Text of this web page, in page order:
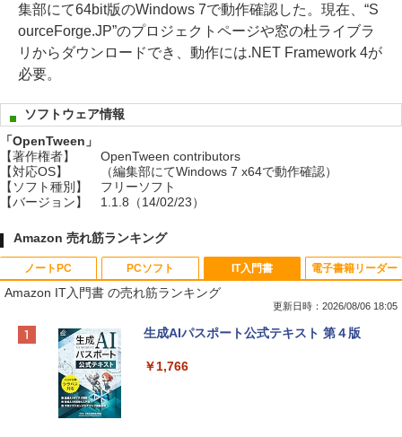
集部にて64bit版のWindows 7で動作確認した。現在、“S
ourceForge.JP”のプロジェクトページや窓の杜ライブラ
リからダウンロードでき、動作には.NET Framework 4が
必要。
ソフトウェア情報
「OpenTween」
【著作権者】
OpenTween contributors
【対応OS】
（編集部にてWindows 7 x64で動作確認）
【ソフト種別】
フリーソフト
【バージョン】
1.1.8（14/02/23）
Amazon 売れ筋ランキング
ノートPC
Apple 2026 MacBook Neo A18 Proチッ
e Intelligenceのために設計、Liquid Ret
PCソフト
Robloxギフトカード - 800 Robux 【限
インゲームコード】 ロブロックス | オン
IT入門書
Amazon IT入門書 の売れ筋ランキング
更新日時：2026/08/06 18:05
生成AIパスポート公式テキスト 第４版
￥1,766
電子書籍リーダー